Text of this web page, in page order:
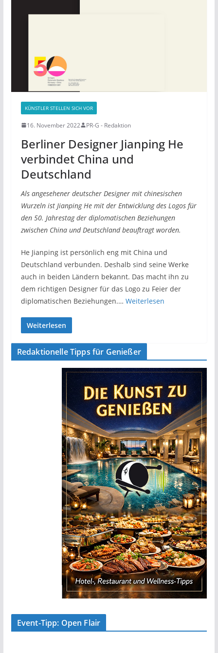
KÜNSTLER STELLEN SICH VOR
16. November 2022 PR-G - Redaktion
Berliner Designer Jianping He
verbindet China und
Deutschland
Als angesehener deutscher Designer mit chinesischen
Wurzeln ist Jianping He mit der Entwicklung des Logos für
den 50. Jahrestag der diplomatischen Beziehungen
zwischen China und Deutschland beauftragt worden.
He Jianping ist persönlich eng mit China und
Deutschland verbunden. Deshalb sind seine Werke
auch in beiden Ländern bekannt. Das macht ihn zu
dem richtigen Designer für das Logo zu Feier der
diplomatischen Beziehungen.… Weiterlesen
Weiterlesen
Redaktionelle Tipps für Genießer
Event-Tipp: Open Flair